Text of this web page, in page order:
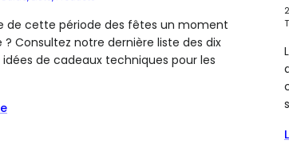
de cette période des fêtes un moment
? Consultez notre dernière liste des dix
de cadeaux techniques pour les